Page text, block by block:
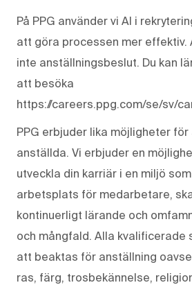
På PPG använder vi AI i
att göra processen mer effektiv.
inte anställningsbeslut. Du kan
att besöka
https://careers.ppg.com/se/sv/
PPG erbjuder lika möjligheter
anställda. Vi erbjuder en
utveckla din karriär i en miljö
arbetsplats för medarbetare,
kontinuerligt lärande och
och mångfald. Alla kvalificerade
att beaktas för anställning
ras, färg, trosbekännelse,